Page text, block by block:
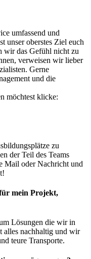
umfassend und
unser oberstes Ziel euch
wir das Gefühl nicht zu
verweisen wir lieber
Gerne
und die
möchtest klicke:
zu
der Teil des Teams
Mail oder Nachricht und
mein Projekt,
Lösungen die wir in
alles nachhaltig und wir
teure Transporte.